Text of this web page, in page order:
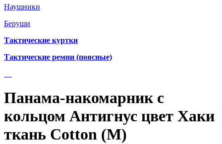
Наушники
Беруши
Тактические куртки
Тактические ремни (поясные)
Панама-накомарник с
кольцом Антигнус цвет Хаки
ткань Cotton (М)